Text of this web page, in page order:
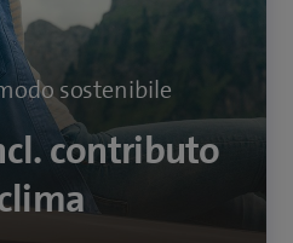
sostenibile
contributo
contributo per il clima